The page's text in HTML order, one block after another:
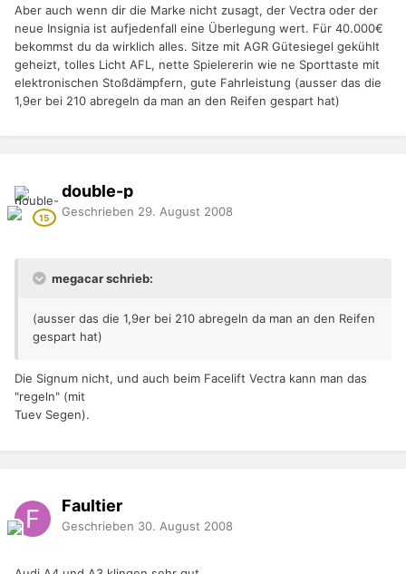
Aber auch wenn dir die Marke nicht zusagt, der Vectra oder der
neue Insignia ist aufjedenfall eine Überlegung wert. Für 40.000€
bekommst du da wirklich alles. Sitze mit AGR Gütesiegel gekühlt
geheizt, tolles Licht AFL, nette Spielererin wie ne Sporttaste mit
elektronischen Stoßdämpfern, gute Fahrleistung (ausser das die
1,9er bei 210 abregeln da man an den Reifen gespart hat)
double-p
Geschrieben 29. August 2008
megacar schrieb:
(ausser das die 1,9er bei 210 abregeln da man an den Reifen
gespart hat)
Die Signum nicht, und auch beim Facelift Vectra kann man das
"regeln" (mit
Tuev Segen).
Faultier
Geschrieben 30. August 2008